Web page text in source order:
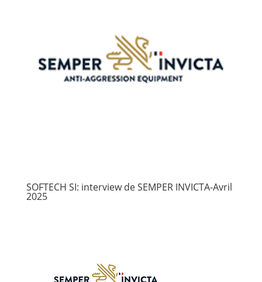
SOFTECH SI: interview de SEMPER INVICTA-Avril
2025